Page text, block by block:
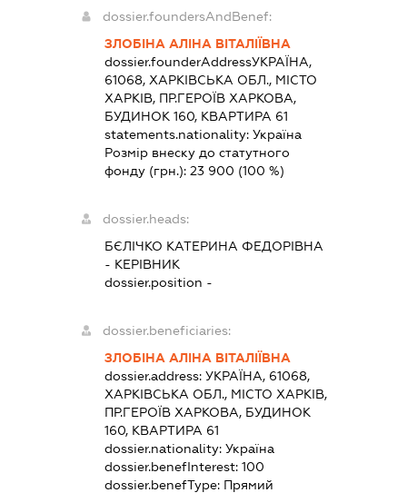
dossier.foundersAndBenef:
ЗЛОБІНА АЛІНА ВІТАЛІЇВНА
dossier.founderAddressУКРАЇНА,
61068, ХАРКІВСЬКА ОБЛ., МІСТО
ХАРКІВ, ПР.ГЕРОЇВ ХАРКОВА,
БУДИНОК 160, КВАРТИРА 61
statements.nationality: Україна
Розмір внеску до статутного
фонду (грн.): 23 900 (100 %)
dossier.heads:
БЄЛІЧКО КАТЕРИНА ФЕДОРІВНА
- КЕРІВНИК
dossier.position -
dossier.beneficiaries:
ЗЛОБІНА АЛІНА ВІТАЛІЇВНА
dossier.address: УКРАЇНА, 61068,
ХАРКІВСЬКА ОБЛ., МІСТО ХАРКІВ,
ПР.ГЕРОЇВ ХАРКОВА, БУДИНОК
160, КВАРТИРА 61
dossier.nationality: Україна
dossier.benefInterest: 100
dossier.benefType: Прямий